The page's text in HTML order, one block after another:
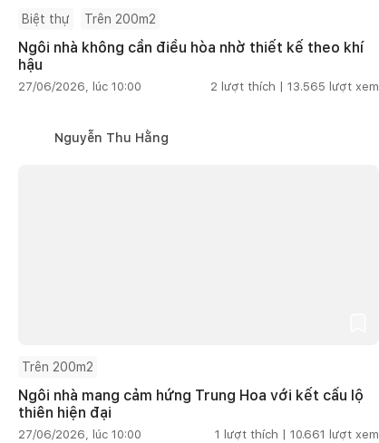
Biệt thự Trên 200m2
Ngôi nhà không cần điều hòa nhờ thiết kế theo khí
hậu
27/06/2026, lúc 10:00 2 lượt thích | 13.565 lượt xem
Nguyễn Thu Hằng
Trên 200m2
Ngôi nhà mang cảm hứng Trung Hoa với kết cấu lộ
thiên hiện đại
27/06/2026, lúc 10:00 1 lượt thích | 10.661 lượt xem